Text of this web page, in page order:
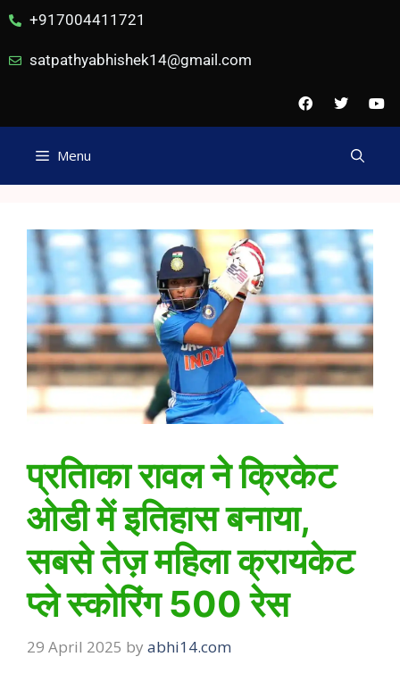
+917004411721
satpathyabhishek14@gmail.com
Menu
प्रतािका रावल ने क्रिकेट
ओडी में इतिहास बनाया,
सबसे तेज़ महिला क्रायकेट
प्ले स्कोरिंग 500 रेस
29 April 2025 by abhi14.com